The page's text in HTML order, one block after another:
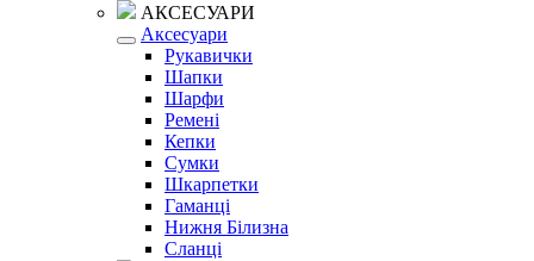
АКСЕСУАРИ
Аксесуари
Рукавички
Шапки
Шарфи
Ремені
Кепки
Сумки
Шкарпетки
Гаманці
Нижня Білизна
Сланці